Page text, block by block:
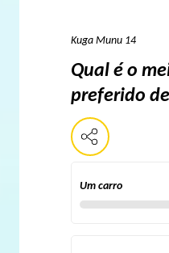
Kuga Munu 14
Qual é o
preferido
Um carro